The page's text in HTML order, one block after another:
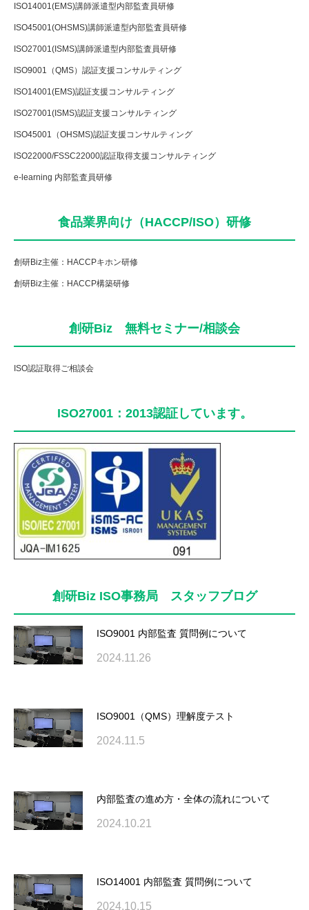
ISO14001(EMS)講師派遣型内部監査員研修
ISO45001(OHSMS)講師派遣型内部監査員研修
ISO27001(ISMS)講師派遣型内部監査員研修
ISO9001（QMS）認証支援コンサルティング
ISO14001(EMS)認証支援コンサルティング
ISO27001(ISMS)認証支援コンサルティング
ISO45001（OHSMS)認証支援コンサルティング
ISO22000/FSSC22000認証取得支援コンサルティング
e-learning 内部監査員研修
食品業界向け（HACCP/ISO）研修
創研Biz主催：HACCPキホン研修
創研Biz主催：HACCP構築研修
創研Biz 無料セミナー/相談会
ISO認証取得ご相談会
ISO27001：2013認証しています。
創研Biz ISO事務局 スタッフブログ
ISO9001 内部監査 質問例について
2024.11.26
ISO9001（QMS）理解度テスト
2024.11.5
内部監査の進め方・全体の流れについて
2024.10.21
ISO14001 内部監査 質問例について
2024.10.15